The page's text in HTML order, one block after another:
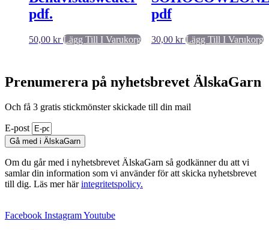
pdf.
50,00 kr Lägg Till I Varukorg
pdf
30,00 kr Lägg Till I Varukorg
Prenumerera på nyhetsbrevet ÄlskaGarn
Och få 3 gratis stickmönster skickade till din mail
E-post
Gå med i ÄlskaGarn
Om du går med i nyhetsbrevet ÄlskaGarn så godkänner du att vi
samlar din information som vi använder för att skicka nyhetsbrevet
till dig. Läs mer härintegritetspolicy.
Facebook InstagramYoutube